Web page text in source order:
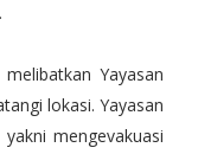
Yayasan
lokasi. Yayasan
mengevakuasi